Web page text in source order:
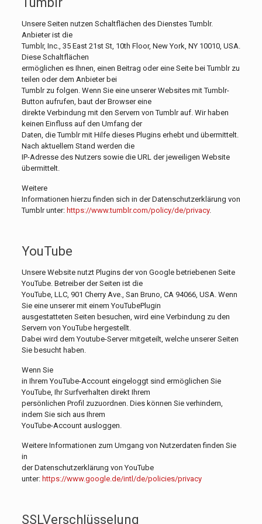
Unsere Seiten nutzen Schaltflächen des Dienstes Tumblr.
Anbieter ist die
Tumblr, Inc., 35 East 21st St, 10th Floor, New York, NY 10010, USA.
Diese Schaltflächen
ermöglichen es Ihnen, einen Beitrag oder eine Seite bei Tumblr zu
teilen oder dem Anbieter bei
Tumblr zu folgen. Wenn Sie eine unserer Websites mit Tumblr-
Button aufrufen, baut der Browser eine
direkte Verbindung mit den Servern von Tumblr auf. Wir haben
keinen Einfluss auf den Umfang der
Daten, die Tumblr mit Hilfe dieses Plugins erhebt und übermittelt.
Nach aktuellem Stand werden die
IP-Adresse des Nutzers sowie die URL der jeweiligen Website
übermittelt.
Weitere
Informationen hierzu finden sich in der Datenschutzerklärung von
Tumblr unter: https://www.tumblr.com/policy/de/privacy.
YouTube
Unsere Website nutzt Plugins der von Google betriebenen Seite
YouTube. Betreiber der Seiten ist die
YouTube, LLC, 901 Cherry Ave., San Bruno, CA 94066, USA. Wenn
Sie eine unserer mit einem YouTubePlugin
ausgestatteten Seiten besuchen, wird eine Verbindung zu den
Servern von YouTube hergestellt.
Dabei wird dem Youtube-Server mitgeteilt, welche unserer Seiten
Sie besucht haben.
Wenn Sie
in Ihrem YouTube-Account eingeloggt sind ermöglichen Sie
YouTube, Ihr Surfverhalten direkt Ihrem
persönlichen Profil zuzuordnen. Dies können Sie verhindern,
indem Sie sich aus Ihrem
YouTube-Account ausloggen.
Weitere Informationen zum Umgang von Nutzerdaten finden Sie
in
der Datenschutzerklärung von YouTube
unter: https://www.google.de/intl/de/policies/privacy
SSLVerschlüsselung